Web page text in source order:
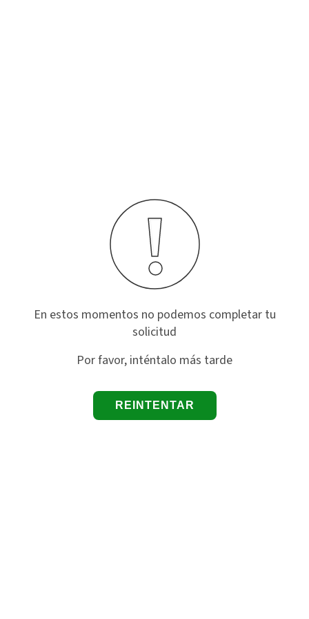
En estos momentos no podemos completar tu
solicitud
Por favor, inténtalo más tarde
REINTENTAR